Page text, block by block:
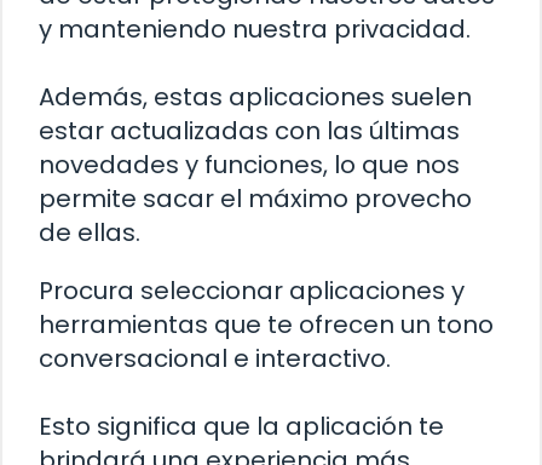
y manteniendo nuestra privacidad.
Además, estas aplicaciones suelen
estar actualizadas con las últimas
novedades y funciones, lo que nos
permite sacar el máximo provecho
de ellas.
Procura seleccionar aplicaciones y
herramientas que te ofrecen un tono
conversacional e interactivo.
Esto significa que la aplicación te